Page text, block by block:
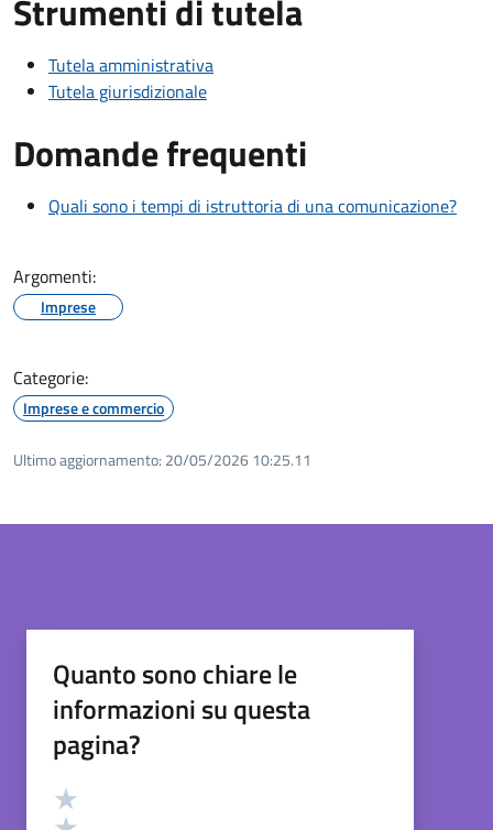
Strumenti di tutela
Tutela amministrativa
Tutela giurisdizionale
Domande frequenti
Quali sono i tempi di istruttoria di una comunicazione?
Argomenti:
Imprese
Categorie:
Imprese e commercio
Ultimo aggiornamento: 20/05/2026 10:25.11
Quanto sono chiare le
informazioni su questa
pagina?
Valutazione